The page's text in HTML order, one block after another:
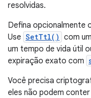
resolvidas.
Defina opcionalmente
Use SetTtl() com
um tempo de vida útil
expiração exato com
Você precisa
eles não podem